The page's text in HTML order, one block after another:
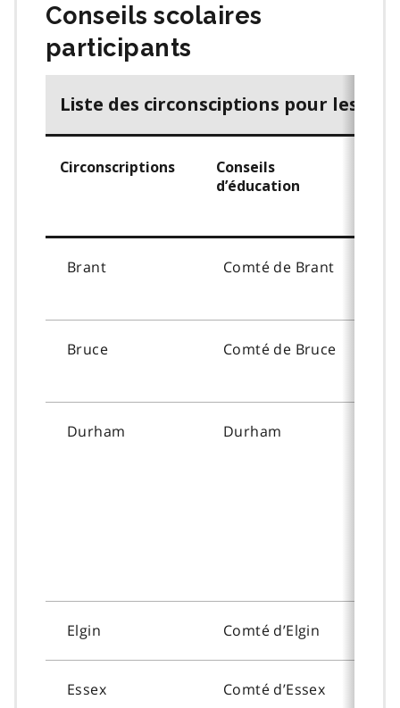
Conseils scolaires
participants
Liste des circonsciptions pour les
Circonscriptions
Conseils
d’éducation
Brant Comté de Brant
Bruce Comté de Bruce
Durham Durham
Elgin Comté d’Elgin
Essex Comté d’Essex